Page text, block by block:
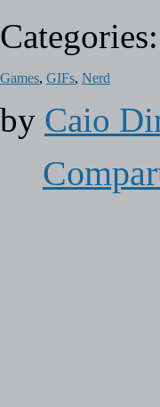
Categories:
Games, GIFs, Nerd
by Caio